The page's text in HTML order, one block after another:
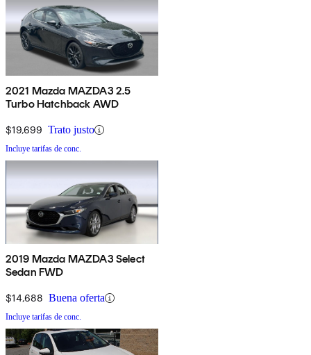
2021 Mazda MAZDA3 2.5
Turbo Hatchback AWD
$19,699 Trato justo
Incluye tarifas de conc.
2019 Mazda MAZDA3 Select
Sedan FWD
$14,688 Buena oferta
Incluye tarifas de conc.